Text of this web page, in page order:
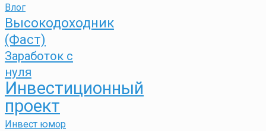
Влог
Высокодоходник
(Фаст)
Заработок с
нуля
Инвестиционный
проект
Инвест юмор